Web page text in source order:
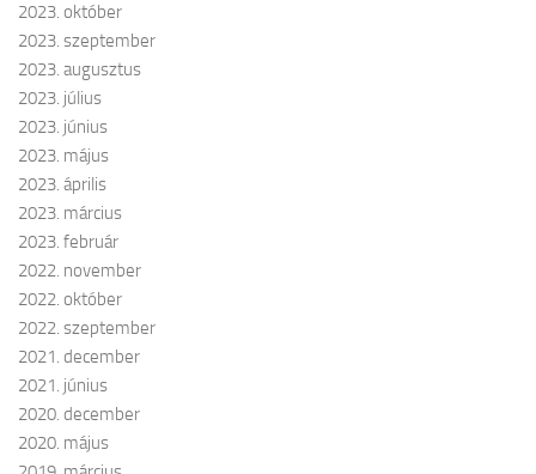
2023. október
2023. szeptember
2023. augusztus
2023. július
2023. június
2023. május
2023. április
2023. március
2023. február
2022. november
2022. október
2022. szeptember
2021. december
2021. június
2020. december
2020. május